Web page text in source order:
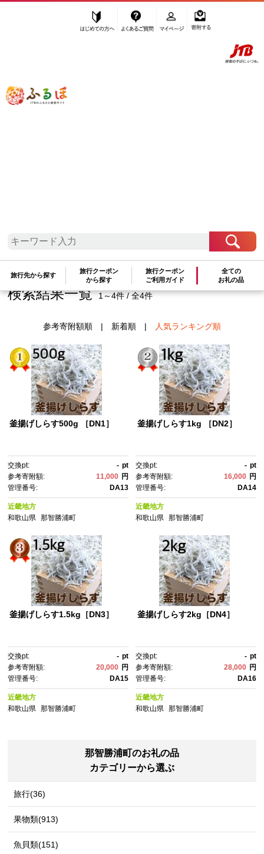
ふるぽ JTBのふるさと納税サイト
旅行先から探す
旅行クーポン
から探す
旅行クーポン
ご利用ガイド
全ての
お礼の品
検索結果一覧 1～4件 / 全4件
参考寄附額順| 新着順| 人気ランキング順
釜揚げしらす500g ［DN1］
交換pt: - pt
参考寄附額:
11,000 円
管理番号:
DA13
近畿地方
和歌山県
那智勝浦町
釜揚げしらす1kg ［DN2］
交換pt: - pt
参考寄附額:
16,000 円
管理番号:
DA14
近畿地方
和歌山県 那智勝浦町
釜揚げしらす1.5kg［DN3］
交換pt: - pt
参考寄附額:
20,000 円
管理番号:
DA15
近畿地方
和歌山県
那智勝浦町
釜揚げしらす2kg［DN4］
交換pt: - pt
参考寄附額:
28,000 円
管理番号:
DA16
近畿地方
和歌山県 那智勝浦町
那智勝浦町のお礼の品
カテゴリーから選ぶ
旅行(36)
果物類(913)
魚貝類(151)